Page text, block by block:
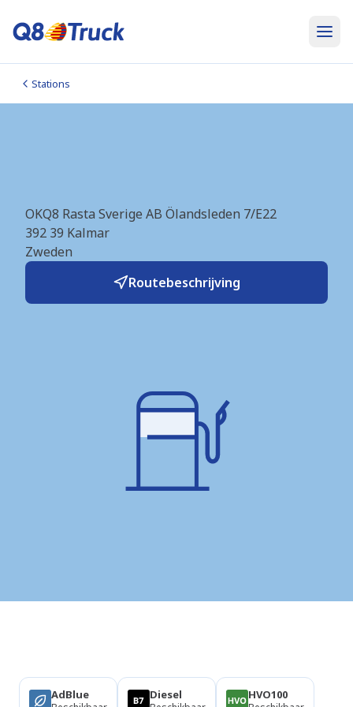
Stations
OKQ8 Rasta Sverige AB Ölandsleden 7/E22
392 39 Kalmar
Zweden
Routebeschrijving
AdBlue Diesel HVO100